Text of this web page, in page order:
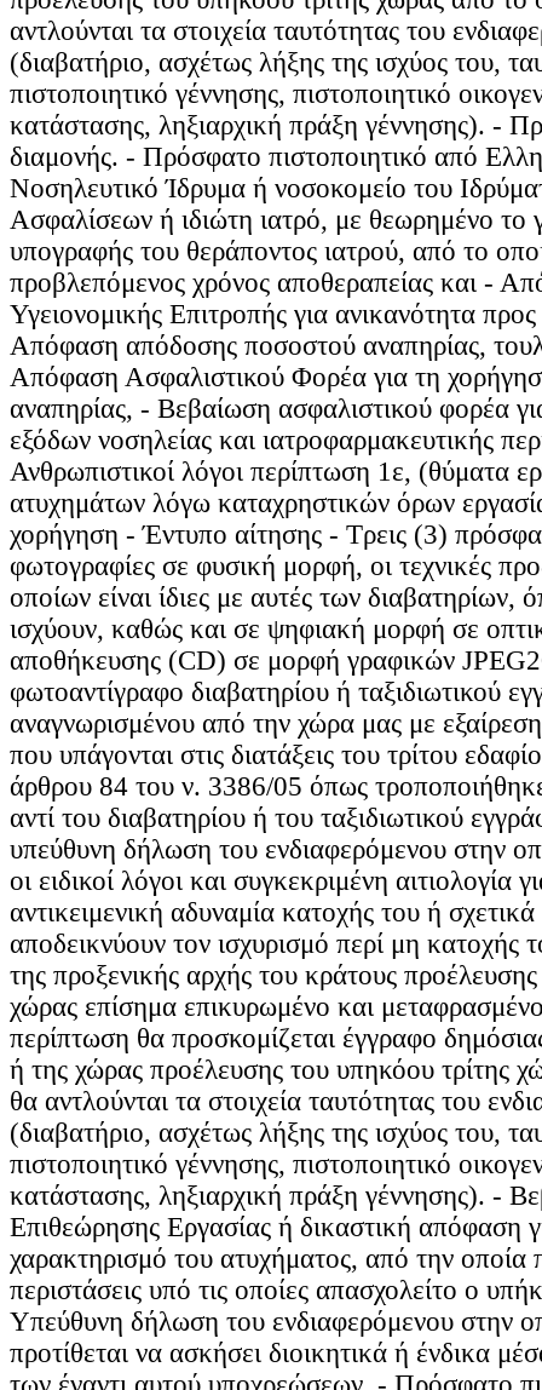
αντλούνται τα στοιχεία ταυτότητας του
(διαβατήριο, ασχέτως λήξης της ισχύος του,
πιστοποιητικό γέννησης, πιστοποιητικό
κατάστασης, ληξιαρχική πράξη γέννησης). -
διαμονής. - Πρόσφατο πιστοποιητικό από
Νοσηλευτικό Ίδρυμα ή νοσοκομείο του
Ασφαλίσεων ή ιδιώτη ιατρό, με θεωρημένο το
υπογραφής του θεράποντος ιατρού, από το
προβλεπόμενος χρόνος αποθεραπείας και -
Υγειονομικής Επιτροπής για ανικανότητα
Απόφαση απόδοσης ποσοστού αναπηρίας,
Απόφαση Ασφαλιστικού Φορέα για τη
αναπηρίας, - Βεβαίωση ασφαλιστικού φορέα
εξόδων νοσηλείας και ιατροφαρμακευτικής
Ανθρωπιστικοί λόγοι περίπτωση 1ε, (θύματα
ατυχημάτων λόγω καταχρηστικών όρων
χορήγηση - Έντυπο αίτησης - Τρεις (3)
φωτογραφίες σε φυσική μορφή, οι τεχνικές
οποίων είναι ίδιες με αυτές των
ισχύουν, καθώς και σε ψηφιακή μορφή σε
αποθήκευσης (CD) σε μορφή γραφικών
φωτοαντίγραφο διαβατηρίου ή ταξιδιωτικού
αναγνωρισμένου από την χώρα μας με εξαίρεση
που υπάγονται στις διατάξεις του τρίτου
άρθρου 84 του ν. 3386/05 όπως
αντί του διαβατηρίου ή του ταξιδιωτικού
υπεύθυνη δήλωση του ενδιαφερόμενου στην
οι ειδικοί λόγοι και συγκεκριμένη αιτιολογία
αντικειμενική αδυναμία κατοχής του ή
αποδεικνύουν τον ισχυρισμό περί μη κατοχής
της προξενικής αρχής του κράτους
χώρας επίσημα επικυρωμένο και
περίπτωση θα προσκομίζεται έγγραφο
ή της χώρας προέλευσης του υπηκόου τρίτης
θα αντλούνται τα στοιχεία ταυτότητας του
(διαβατήριο, ασχέτως λήξης της ισχύος του,
πιστοποιητικό γέννησης, πιστοποιητικό
κατάστασης, ληξιαρχική πράξη γέννησης). -
Επιθεώρησης Εργασίας ή δικαστική απόφαση
χαρακτηρισμό του ατυχήματος, από την οποία
περιστάσεις υπό τις οποίες απασχολείτο ο
Υπεύθυνη δήλωση του ενδιαφερόμενου στην
προτίθεται να ασκήσει διοικητικά ή ένδικα